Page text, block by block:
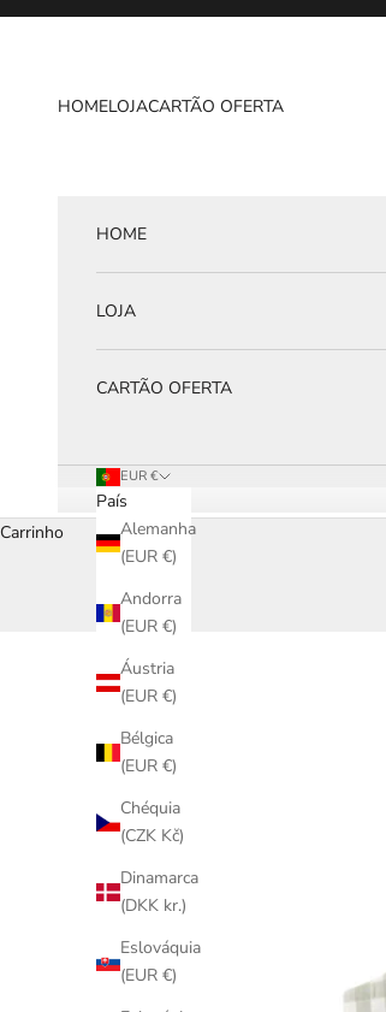
Pular para o conteúdo
HOMELOJACARTÃO OFERTA
HOME
LOJA
CARTÃO OFERTA
EUR €
País
Alemanha
(EUR €)
Andorra
(EUR €)
Áustria
(EUR €)
Bélgica
(EUR €)
Chéquia
(CZK Kč)
Dinamarca
(DKK kr.)
Eslováquia
(EUR €)
Carrinho